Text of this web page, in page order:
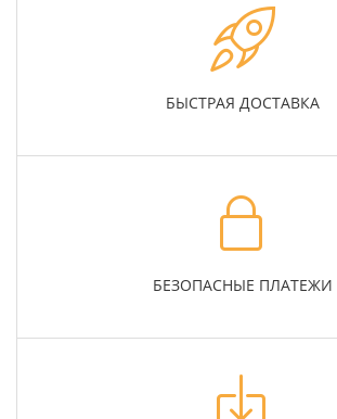
БЫСТРАЯ ДОСТАВКА
БЕЗОПАСНЫЕ ПЛАТЕЖИ